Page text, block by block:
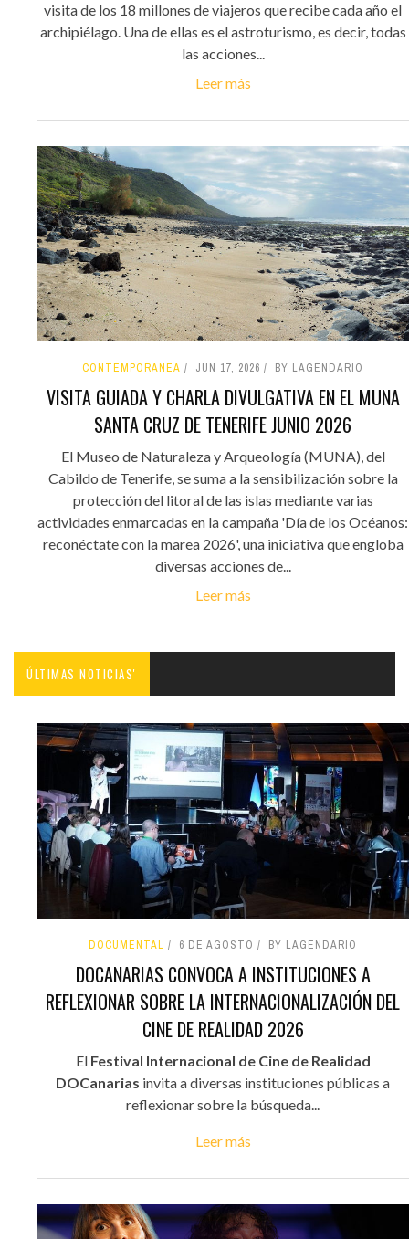
visita de los 18 millones de viajeros que recibe cada año el
archipiélago. Una de ellas es el astroturismo, es decir, todas
las acciones...
Leer más
CONTEMPORÁNEA JUN 17, 2026 BY LAGENDARIO
VISITA GUIADA Y CHARLA DIVULGATIVA EN EL MUNA
SANTA CRUZ DE TENERIFE JUNIO 2026
El Museo de Naturaleza y Arqueología (MUNA), del
Cabildo de Tenerife, se suma a la sensibilización sobre la
protección del litoral de las islas mediante varias
actividades enmarcadas en la campaña 'Día de los Océanos:
reconéctate con la marea 2026', una iniciativa que engloba
diversas acciones de...
Leer más
ÚLTIMAS NOTICIAS'
DOCUMENTAL 6 DE AGOSTO BY LAGENDARIO
DOCANARIAS CONVOCA A INSTITUCIONES A
REFLEXIONAR SOBRE LA INTERNACIONALIZACIÓN DEL
CINE DE REALIDAD 2026
El Festival Internacional de Cine de Realidad
DOCanarias invita a diversas instituciones públicas a
reflexionar sobre la búsqueda...
Leer más